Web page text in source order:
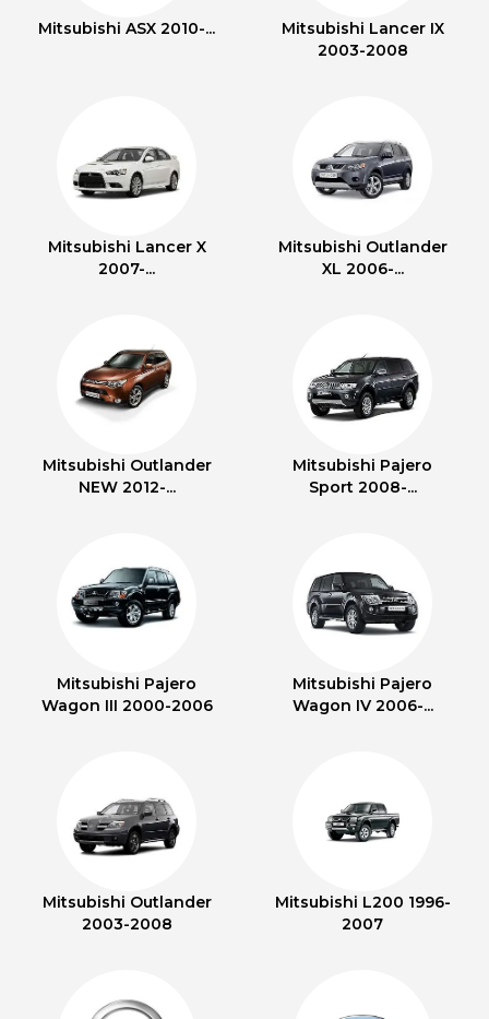
Mitsubishi ASX 2010-...
Mitsubishi Lancer IX
2003-2008
Mitsubishi Lancer X
2007-...
Mitsubishi Outlander
XL 2006-...
Mitsubishi Outlander
NEW 2012-...
Mitsubishi Pajero
Sport 2008-...
Mitsubishi Pajero
Wagon III 2000-2006
Mitsubishi Pajero
Wagon IV 2006-...
Mitsubishi Outlander
2003-2008
Mitsubishi L200 1996-
2007